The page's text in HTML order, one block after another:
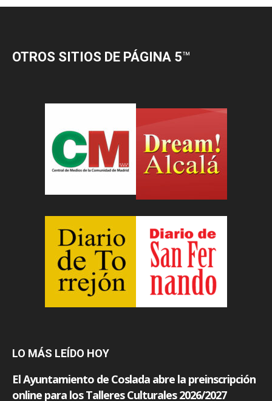
OTROS SITIOS DE PÁGINA 5™
LO MÁS LEÍDO HOY